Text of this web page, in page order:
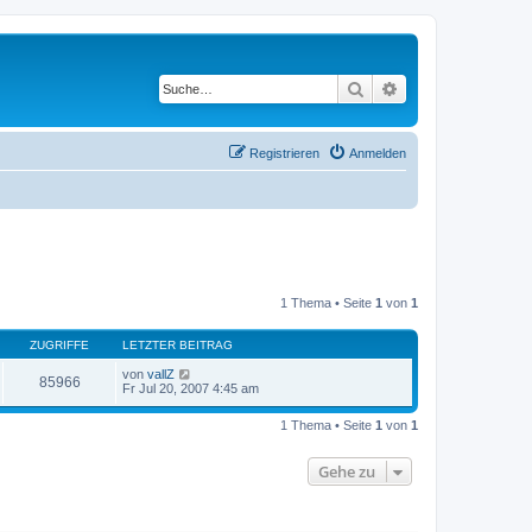
Suche
Anmelden
Registrieren
1 Thema • Seite 1 von 1
ZUGRIFFE LETZTER BEITRAG
85966 von vallZ
Fr Jul 20, 2007 4:45 am
1 Thema • Seite 1 von 1
Gehe zu